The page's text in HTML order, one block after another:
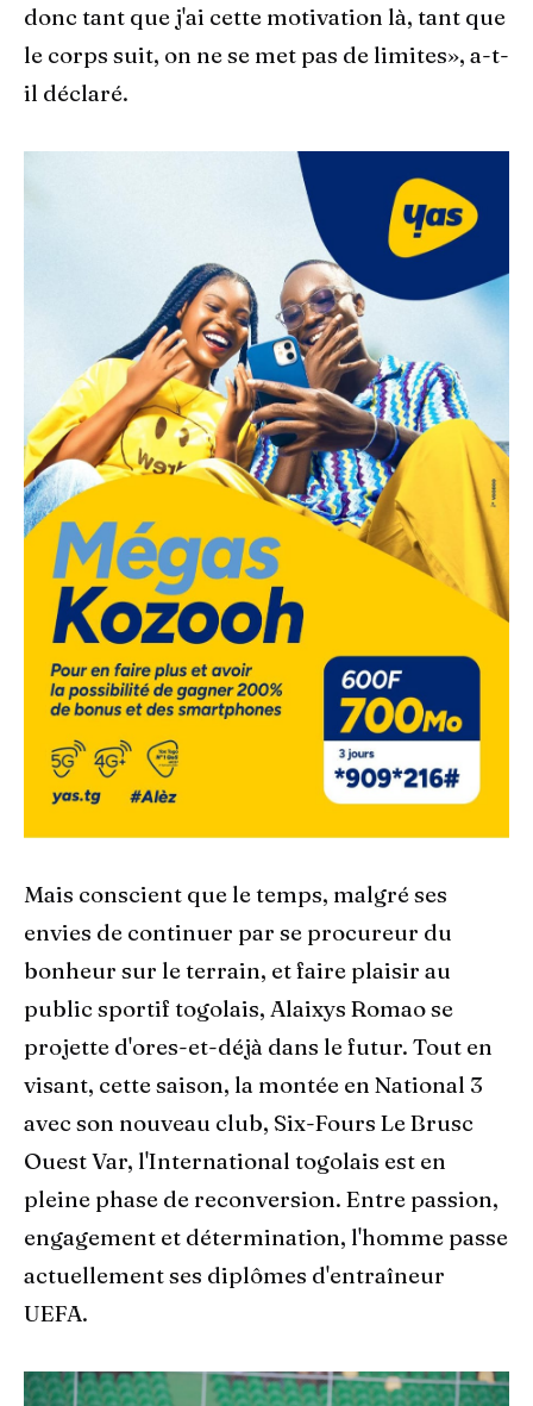
donc tant que j'ai cette motivation là, tant que
le corps suit, on ne se met pas de limites», a-t-
il déclaré.
Mais conscient que le temps, malgré ses
envies de continuer par se procureur du
bonheur sur le terrain, et faire plaisir au
public sportif togolais, Alaixys Romao se
projette d'ores-et-déjà dans le futur. Tout en
visant, cette saison, la montée en National 3
avec son nouveau club, Six-Fours Le Brusc
Ouest Var, l'International togolais est en
pleine phase de reconversion. Entre passion,
engagement et détermination, l'homme passe
actuellement ses diplômes d'entraîneur
UEFA.